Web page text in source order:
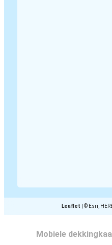
Leaflet © Esri,
Mobiele